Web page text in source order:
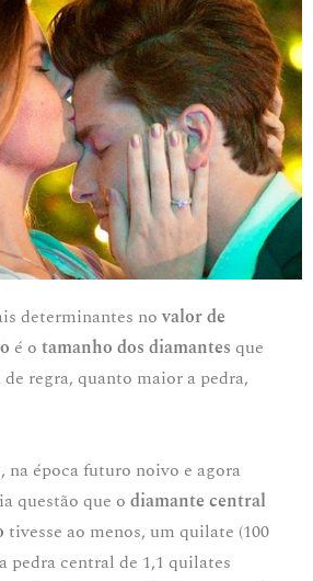
determinantes novalor de
é o tamanho dos diamantes que
regra, quanto maior a pedra,
na época futuro noivo e agora
questão que o diamante central
tivesse ao menos, um quilate (100
pedra central de 1,1 quilates